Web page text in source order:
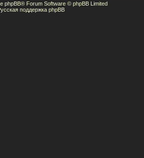
phpBB® Forum Software © phpBB Limited
поддержка phpBB